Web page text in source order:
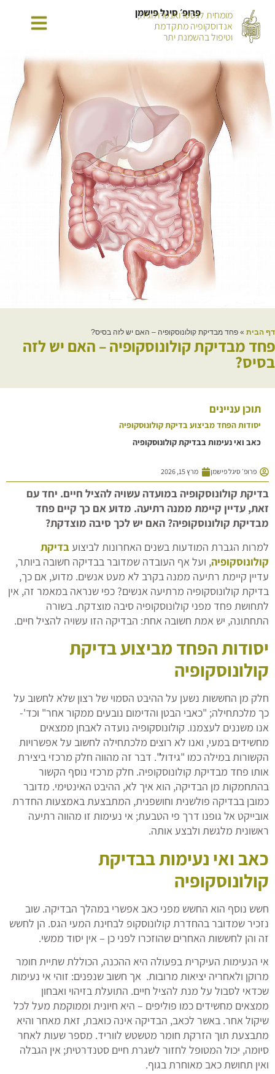
פרופ׳ סיגל פישמן
מומחית לגסטרואנטרולוגיה,
אנדוסקופיה מתקדמת
וטיפול בהשמנת יתר
דף הבית » פחד מבדיקת קולונוסקופיה – האם יש לזה בסיס?
פחד מבדיקת קולונוסקופיה – האם יש לזה
בסיס?
תוכן עניינים
יסודות הפחד מביצוע בדיקת קולונוסקופיה
כאב ואי נעימות בבדיקת קולונוסקופיה
פרופ׳ סיגל פישמן מרץ 15, 2026
בדיקת קולונוסקופיה במועדה עשויה להציל חיים. יחד עם
זאת, עדיין קיימת ממנה רתיעה. מדוע אם כך קיים פחד
מבדיקת קולונוסקופיה? האם יש לכך סיבה מוצדקת?
למרות הגברת המודעות בשנים האחרונות לביצועבדיקת
קולונוסקופיה, ועל אף העובדה שמדובר בבדיקה חשובה ביותר,
עדיין קיימת רתיעה ממנה בקרב לא מעט אנשים. מדוע, אם כך,
בדיקת קולונוסקופיה מרתיעה אנשים? כפי שנראה במאמר זה, אין
לתחושת פחד מפני קולונוסקופיה סיבה מוצדקת. בשורה
התחתונה, יש אמת חשובה אחת: הבדיקה הזו עשויה להציל חיים.
יסודות הפחד מביצוע בדיקת
קולונוסקופיה
חלק מן החששות נשען על ההיבט הסמוי של רצון שלא לחשוב על
כך מלכתחילה; "כאבי הבטן והדימום נובעים ממקור אחר" וכד'-
אנו משננים לעצמנו. קולונוסקופיה נועדה לאבחן ממצאים
מחשידים במעי, ואנו לא רוצים מלכתחילה לחשוב על אפשרויות
הקשורות במילה כמו "גידול". דבר זה מהווה חלק מרכזי ביצירת
אותו פחד מבדיקת קולונוסקופיה. חלק מרכזי נוסף הקשור
בהתחמקות מן הבדיקה, הוא איך לא, ההיבט האינטימי. מדובר
כמובן בבדיקה פולשנית וחושפנית, המתבצעת באמצעות החדרת
אובייקט אל גופנו דרך פי הטבעת; אי נעימות זו מהווה רתיעה
ראשונית מלגשת ולבצע אותה.
כאב ואי נעימות בבדיקת
קולונוסקופיה
חשש נוסף הוא החשש מפני כאב אפשרי במהלך הבדיקה. שוב
נזכיר שמדובר בהחדרת קולונוסקופ לבחינת המעי הגס. הן לחשש
זה והן לחששות האחרים שהוזכרו לפני כן – אין יסוד ממשי.
אי הנעימות העיקרית בפעולה היא ההכנה, הכוללת שתיית חומר
מרוקן ולאחריה יציאות מרובות. אך חשוב שנפנים: זוהי אי נעימות
שכדאי לסבול על מנת להציל חיים. התועלת בזיהוי ואבחון
ממצאים מחשידים כמו פוליפים – היא חיונית וממוקמת מעל לכל
שיקול אחר. באשר לכאב, הבדיקה אינה כואבת, זאת מאחר והיא
מתבצעת תוך הזרקת חומר מטשטש לווריד. מספר שעות לאחר
סיומה, יכול המטופל לחזור לשגרת חיים סטנדרטית; אין הגבלה
ואין תחושת כאב מאוחרת בגוף.